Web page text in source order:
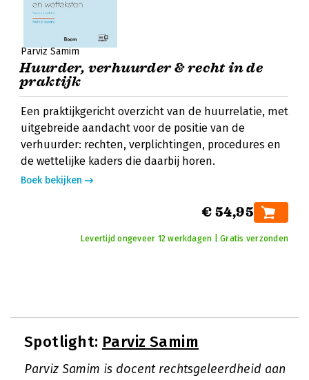
Parviz Samim
Huurder, verhuurder & recht in de
praktijk
Een praktijkgericht overzicht van de huurrelatie, met
uitgebreide aandacht voor de positie van de
verhuurder: rechten, verplichtingen, procedures en
de wettelijke kaders die daarbij horen.
Boek bekijken
€ 54,95
Levertijd ongeveer 12 werkdagen | Gratis verzonden
Spotlight: Parviz Samim
Parviz Samim is docent rechtsgeleerdheid aan